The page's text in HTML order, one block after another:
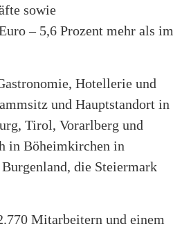
sowie
– 5,6 Prozent mehr als im
Hotellerie und
und Hauptstandort in
Tirol, Vorarlberg und
in Böheimkirchen in
die Steiermark
Mitarbeitern und einem